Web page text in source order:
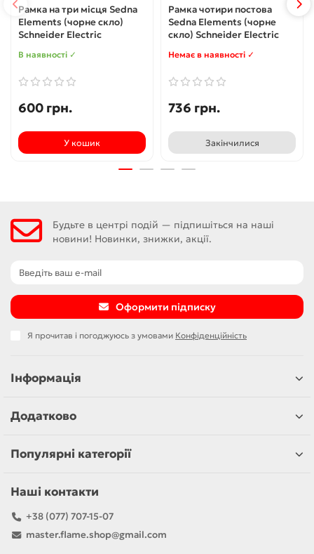
Рамка на три місця Sedna
Elements (чорне скло)
Schneider Electric
В наявності ✓
600 грн.
У кошик
Рамка чотири постова
Sedna Elements (чорне
скло) Schneider Electric
Немає в наявності ✓
736 грн.
Закінчилися
Будьте в центрі подій — підпишіться на наші
новини! Новинки, знижки, акції.
Оформити підписку
Я прочитав і погоджуюсь з умовами Конфіденційність
Інформація
Додатково
Популярні категорії
Наші контакти
+38 (077) 707-15-07
master.flame.shop@gmail.com